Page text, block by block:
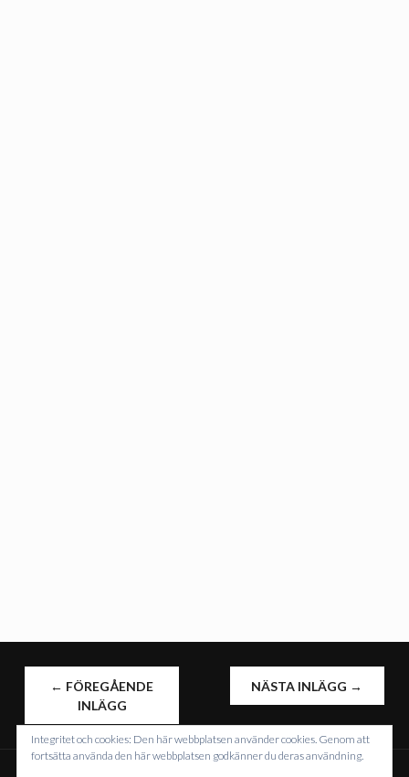
INLÄGGSNAVIGERING
← FÖREGÅENDE
INLÄGG
NÄSTA INLÄGG →
Integritet och cookies: Den här webbplatsen använder cookies. Genom att
fortsätta använda den här webbplatsen godkänner du deras användning.